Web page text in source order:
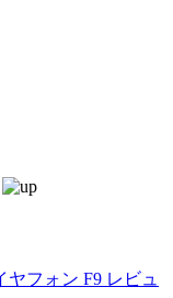
ヤフォン F9 レビュ